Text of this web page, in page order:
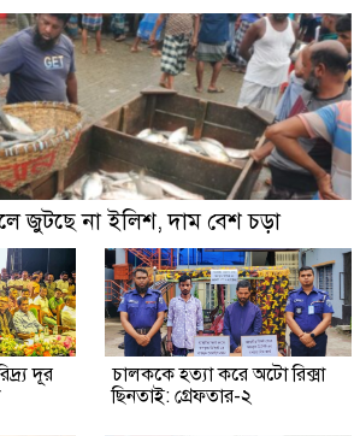
জুটছে না ইলিশ, দাম বেশ চড়া
দূর
চালককে হত্যা করে অটো রিক্সা
ছিনতাই: গ্রেফতার-২